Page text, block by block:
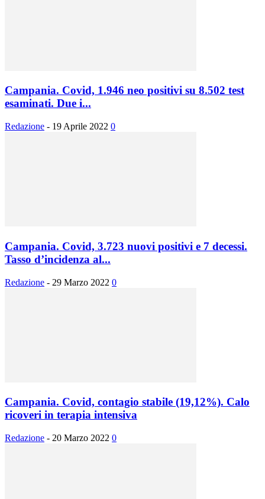
Campania. Covid, 1.946 neo positivi su 8.502 test
esaminati. Due i...
Redazione - 19 Aprile 2022 0
Campania. Covid, 3.723 nuovi positivi e 7 decessi.
Tasso d’incidenza al...
Redazione - 29 Marzo 2022 0
Campania. Covid, contagio stabile (19,12%). Calo
ricoveri in terapia intensiva
Redazione - 20 Marzo 2022 0